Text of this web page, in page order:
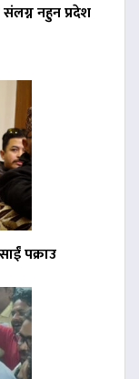
संलग्न नहुन प्रदेश
पक्राउ